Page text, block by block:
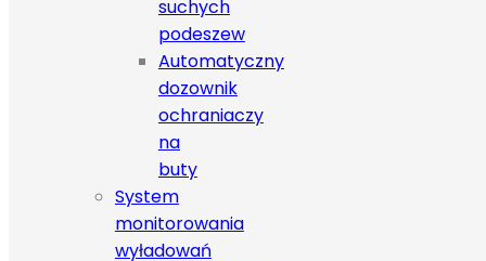
suchych
podeszew
Automatyczny
dozownik
ochraniaczy
na
buty
System
monitorowania
wyładowań